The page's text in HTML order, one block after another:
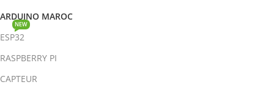
ARDUINO MAROC
ESP32
NEW
RASPBERRY PI
CAPTEUR